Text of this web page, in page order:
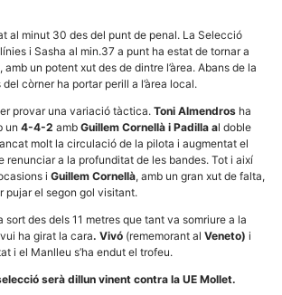
al minut 30 des del punt de penal. La Selecció
i Sasha al min.37 a punt ha estat de tornar a
un potent xut des de dintre l’àrea. Abans de la
del còrner ha portar perill a l’àrea local.
provar una variació tàctica. Toni Almendros ha
un 4-4-2 amb Guillem Cornellà i Padilla al doble
molt la circulació de la pilota i augmentat el
renunciar a la profunditat de les bandes. Tot i així
i Guillem Cornellà, amb un gran xut de falta,
pujar el segon gol visitant.
sort des dels 11 metres que tant va somriure a la
ha girat la cara. Vivó (rememorant al Veneto) i
i el Manlleu s’ha endut el trofeu.
serà dillun vinent contra la UE Mollet.
Estadístiques
Recopilem
dades
estadístiques
de manera
anònima d'ús
del lloc web
per a millorar
la funcionalitat
i la seva
estructura.
Experiència
d'usuari
Alguns
tècnics del